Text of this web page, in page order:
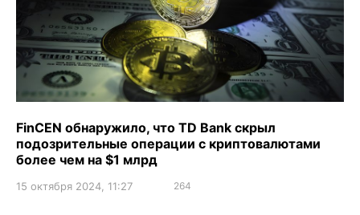
FinCEN обнаружило, что TD Bank скрыл
подозрительные операции с криптовалютами
более чем на $1 млрд
15 октября 2024, 11:27 264